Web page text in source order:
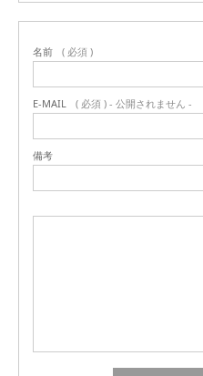
名前 ( 必須 )
E-MAIL ( 必須 ) - 公開されません -
備考